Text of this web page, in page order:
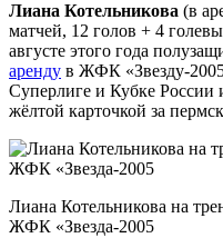
Лиана Котельникова (в
матчей, 12 голов + 4
августе этого года
аренду в ЖФК «Звезду-
Суперлиге и Кубке России
жёлтой карточкой за
Лиана Котельникова на
ЖФК «Звезда-2005